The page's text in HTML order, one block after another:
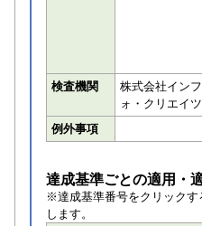
検査機関
株式会社インフ
ォ・クリエイツ
例外事項
達成基準ごとの適用・
※達成基準番号をクリック
します。